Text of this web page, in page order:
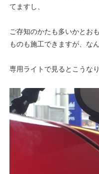
てますし、
ご存知のかたも多いかとお
ものも施工できますが、な
専用ライトで見るとこうな